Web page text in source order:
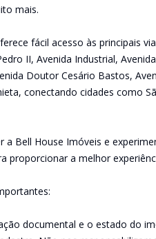
mais.
fácil acesso às principais
II, Avenida Industrial,
Doutor Cesário Bastos,
conectando cidades como
a Bell House Imóveis e
proporcionar a melhor
documental e o estado do